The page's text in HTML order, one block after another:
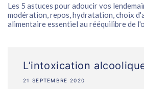
Les 5 astuces pour adoucir vos
modération, repos, hydratation, choix
alimentaire essentiel au rééquilibre de
L’intoxication
21 SEPTEMBRE 2020